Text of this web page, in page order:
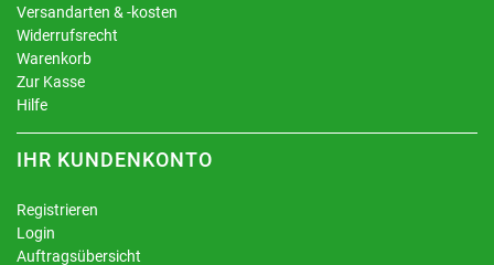
Versandarten & -kosten
Widerrufsrecht
Warenkorb
Zur Kasse
Hilfe
IHR KUNDENKONTO
Registrieren
Login
Auftragsübersicht